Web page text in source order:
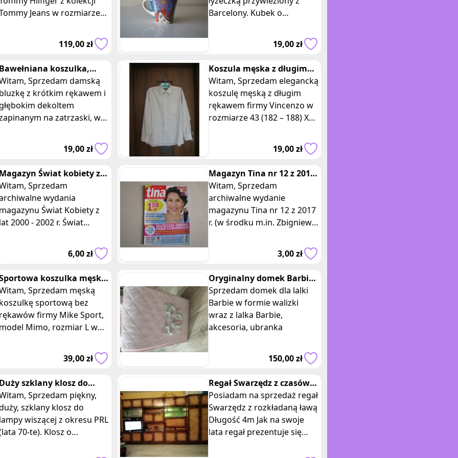
Jeans w rozmiarze
119,00 zł
Barcelony. Kubek o
okrągły, podstawa k19,00 zł
koszulka,
z krótkim rękawem
na za
Sprzedam damską
z krótkim rękawem i
dekoltem
na zatrzaski, w
paski, wyko
19,00 zł
Koszula męska z długim
rękawem Vincenzo rozm.
XL 43 (182–188
Witam, Sprzedam elegancką
koszulę męską z długim
rękawem firmy Vincenzo w
rozmiarze 43 (182 – 188) XL.
siwo-bordowe paseczki. Z
19,00 zł
Świat kobiety z
2000 - 2002 r.
Sprzedam
wydania
Świat Kobiety z
2000 - 2002 r. Świat
porady, nowin
6,00 zł
Magazyn Tina nr 12 z 2017
r.
Witam, Sprzedam
archiwalne wydanie
magazynu Tina nr 12 z 2017
r. (w środku m.in. Zbigniew
pełny ciekawych tematów,
3,00 zł
koszulka męska
bez rękawów Mimo
Sprzedam męską
sportową bez
firmy Mike Sport,
Mimo, rozmiar L w
marki. Koszulka w39,00 zł
Oryginalny domek Barbie
wraz z lalka i akcesoriami
Sprzedam domek dla lalki
Barbie w formie walizki
wraz z lalka Barbie,
akcesoria, ubranka
150,00 zł
szklany klosz do
wiszącej PRL
Sprzedam piękny,
szklany klosz do
wiszącej z okresu PRL
70-te). Klosz o
Regał Swarzędz z czasów
PRL-u
Posiadam na sprzedaż regał
Swarzędz z rozkładaną ławą
Długość 4m Jak na swoje
lata regał prezentuje się